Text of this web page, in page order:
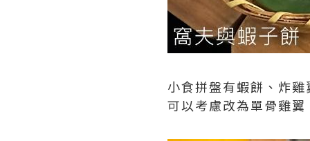
小食拼盤有蝦餅、炸
可以考慮改為單骨雞